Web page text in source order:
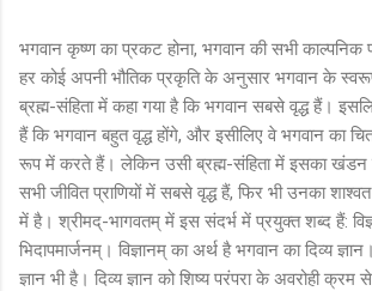
भगवान कृष्ण का प्रकट होना, भगवान की सभी काल्पनिक
हर कोई अपनी भौतिक प्रकृति के अनुसार भगवान के
ब्रह्म-संहिता में कहा गया है कि भगवान सबसे वृद्ध हैं।
हैं कि भगवान बहुत वृद्ध होंगे, और इसीलिए वे भगवान का
रूप में करते हैं। लेकिन उसी ब्रह्म-संहिता में इसका खंडन
सभी जीवित प्राणियों में सबसे वृद्ध हैं, फिर भी उनका
में है। श्रीमद्-भागवतम् में इस संदर्भ में प्रयुक्त शब्द हैं:
भिदापमार्जनम्। विज्ञानम् का अर्थ है भगवान का दिव्य
ज्ञान भी है। दिव्य ज्ञान को शिष्य परंपरा के अवरोही क्रम